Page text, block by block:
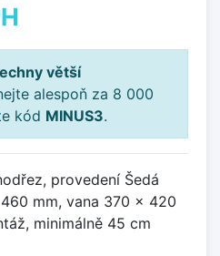
větší
alespoň za 8 000
kód MINUS3.
provedení Šedá
mm, vana 370 x 420
minimálně 45 cm